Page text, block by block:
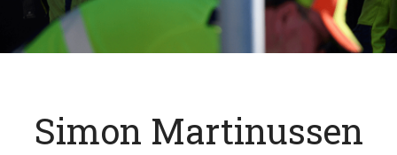
Simon Martinussen